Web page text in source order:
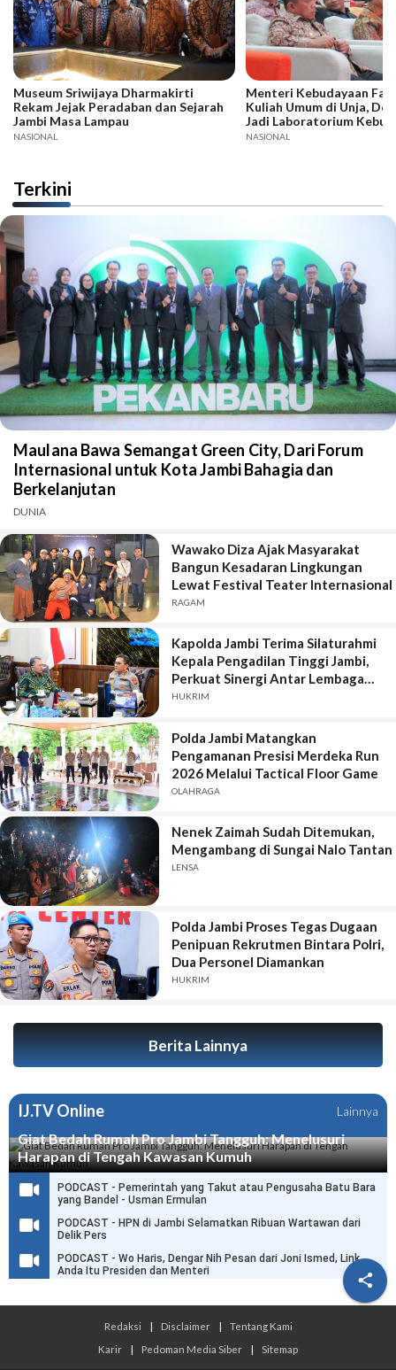

Museum Sriwijaya Dharmakirti
Rekam Jejak Peradaban dan Sejarah
Jambi Masa Lampau
NASIONAL
Menteri Kebudayaan
Kuliah Umum di Unja,
Jadi Laboratorium
NASIONAL
Terkini
Maulana Bawa Semangat Green City, Dari Forum
Internasional untuk Kota Jambi Bahagia dan
Berkelanjutan
DUNIA
Wawako Diza Ajak Masyarakat
Bangun Kesadaran Lingkungan
Lewat Festival Teater Internasional
RAGAM
Kapolda Jambi Terima Silaturahmi
Kepala Pengadilan Tinggi Jambi,
Perkuat Sinergi Antar Lembaga
Penegak Hukum
HUKRIM
Polda Jambi Matangkan
Pengamanan Presisi Merdeka Run
2026 Melalui Tactical Floor Game
OLAHRAGA
Nenek Zaimah Sudah Ditemukan,
Mengambang di Sungai Nalo Tantan
LENSA
Polda Jambi Proses Tegas Dugaan
Penipuan Rekrutmen Bintara Polri,
Dua Personel Diamankan
HUKRIM
Berita Lainnya
IJ.TV Online Lainnya
Giat Bedah Rumah Pro Jambi Tangguh: Menelusuri
Harapan di Tengah Kawasan Kumuh
PODCAST - Pemerintah yang Takut atau Pengusaha Batu Bara
yang Bandel - Usman Ermulan
PODCAST - HPN di Jambi Selamatkan Ribuan Wartawan dari
Delik Pers
PODCAST - Wo Haris, Dengar Nih Pesan dari Joni Ismed, Link
Anda Itu Presiden dan Menteri
Redaksi | Disclaimer |
Tentang Kami
Karir
| Pedoman Media Siber | Sitemap